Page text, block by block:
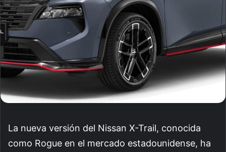
La nueva versión del Nissan X-Trail, conocida
como Rogue en el mercado estadounidense, ha